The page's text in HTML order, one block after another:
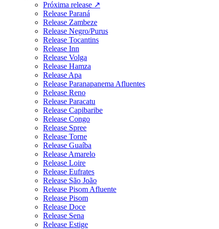
Próxima release ↗
Release Paraná
Release Zambeze
Release Negro/Purus
Release Tocantins
Release Inn
Release Volga
Release Hamza
Release Apa
Release Paranapanema Afluentes
Release Reno
Release Paracatu
Release Capibaribe
Release Congo
Release Spree
Release Torne
Release Guaíba
Release Amarelo
Release Loire
Release Eufrates
Release São João
Release Pisom Afluente
Release Pisom
Release Doce
Release Sena
Release Estige